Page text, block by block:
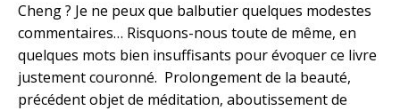
Cheng ? Je ne peux que balbutier quelques modestes
commentaires… Risquons-nous toute de même, en
quelques mots bien insuffisants pour évoquer ce livre
justement couronné. Prolongement de la beauté,
précédent objet de méditation, aboutissement de